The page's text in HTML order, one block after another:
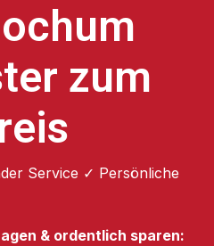
zum
Service ✓ Persönliche
& ordentlich sparen: